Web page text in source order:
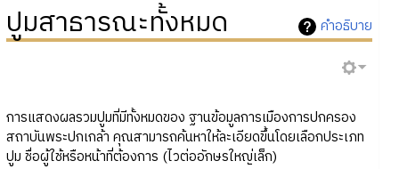
คำอธิบาย
ปูมสาธารณะทั้งหมด
การแสดงผลรวมปูมที่มีทั้งหมดของ ฐานข้อมูลการเมืองการปกครอง
สถาบันพระปกเกล้า คุณสามารถค้นหาให้ละเอียดขึ้นโดยเลือกประเภท
ปูม ชื่อผู้ใช้หรือหน้าที่ต้องการ (ไวต่ออักษรใหญ่เล็ก)